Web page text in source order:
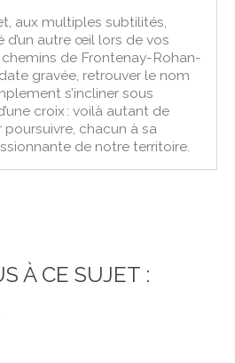
aux multiples subtilités,
d’un autre œil lors de vos
de Frontenay-Rohan-
gravée, retrouver le nom
s’incliner sous
croix : voilà autant de
chacun à sa
de notre territoire.
À CE SUJET :